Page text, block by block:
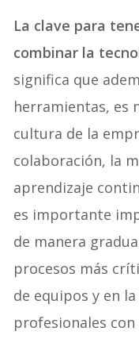
La clave para
combinar la
significa que
herramientas, es
cultura de la
colaboración, la
aprendizaje
es importante
de manera
procesos más
de equipos y en
profesionales con